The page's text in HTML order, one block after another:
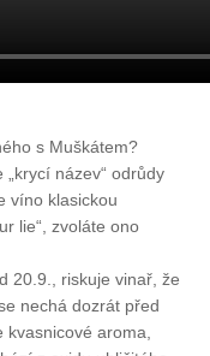
s Muškátem?
název“ odrůdy
víno klasickou
lie“, zvoláte ono
20.9., riskuje vinař, že
nechá dozrát před
aroma,